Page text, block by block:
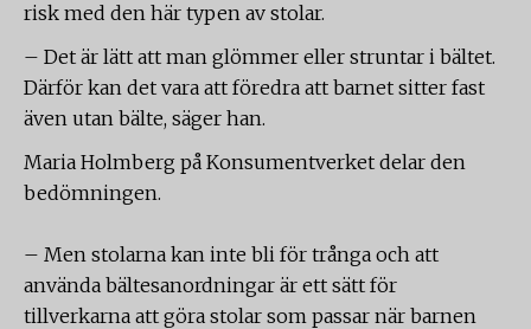
risk med den här typen av stolar.
– Det är lätt att man glömmer eller struntar i bältet.
Därför kan det vara att föredra att barnet sitter fast
även utan bälte, säger han.
Maria Holmberg på Konsumentverket delar den
bedömningen.
– Men stolarna kan inte bli för trånga och att
använda bältesanordningar är ett sätt för
tillverkarna att göra stolar som passar när barnen